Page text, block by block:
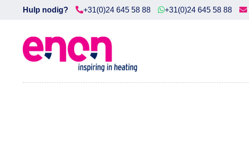
Home
Hulp nodig? +31(0)24 645 58 88 +31(0)24 645 58 88